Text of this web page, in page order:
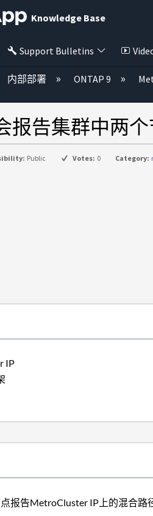
Knowledge Base
Support Bulletins
全局层次
内部部署 ONTAP 9
报告集群中两
Public Votes: 0 Category:
IP
报告MetroCluster IP上的混合路